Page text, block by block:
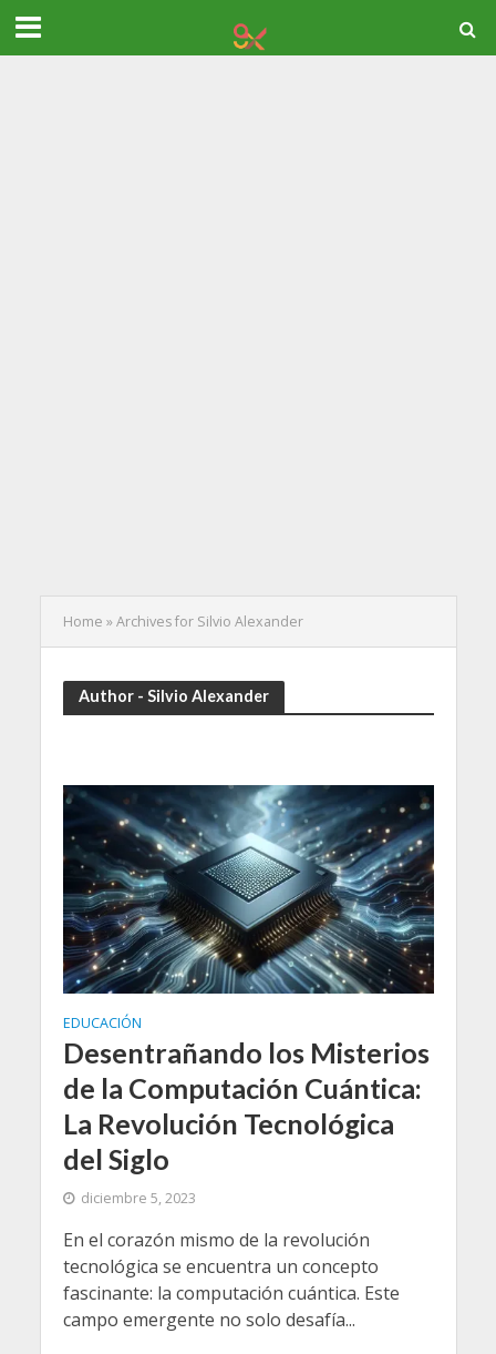
Home »Archives for Silvio Alexander
Author - Silvio Alexander
EDUCACIÓN
Desentrañando los Misterios
de la Computación Cuántica:
La Revolución Tecnológica
del Siglo
diciembre 5, 2023
En el corazón mismo de la revolución
tecnológica se encuentra un concepto
fascinante: la computación cuántica. Este
campo emergente no solo desafía...